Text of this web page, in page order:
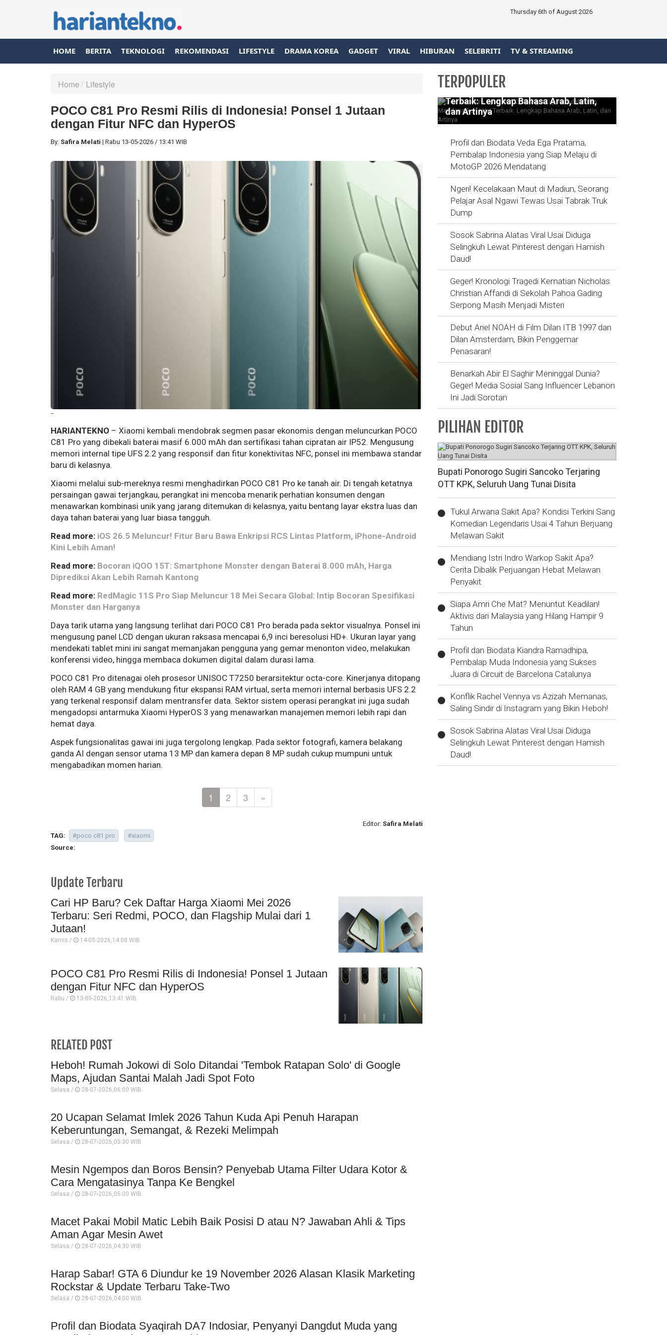
Thursday 6th of August 2026
HOME BERITA TEKNOLOGI REKOMENDASI LIFESTYLE DRAMA KOREA GADGET VIRAL HIBURAN SELEBRITI TV & STREAMING
Home Lifestyle
POCO C81 Pro Resmi Rilis di Indonesia! Ponsel 1 Jutaan
dengan Fitur NFC dan HyperOS
By: Safira Melati | Rabu 13-05-2026 / 13:41 WIB
--
HARIANTEKNO – Xiaomi kembali mendobrak segmen pasar ekonomis dengan meluncurkan POCO
C81 Pro yang dibekali baterai masif 6.000 mAh dan sertifikasi tahan cipratan air IP52. Mengusung
memori internal tipe UFS 2.2 yang responsif dan fitur konektivitas NFC, ponsel ini membawa standar
baru di kelasnya.
Xiaomi melalui sub-mereknya resmi menghadirkan POCO C81 Pro ke tanah air. Di tengah ketatnya
persaingan gawai terjangkau, perangkat ini mencoba menarik perhatian konsumen dengan
menawarkan kombinasi unik yang jarang ditemukan di kelasnya, yaitu bentang layar ekstra luas dan
daya tahan baterai yang luar biasa tangguh.
Read more: iOS 26.5 Meluncur! Fitur Baru Bawa Enkripsi RCS Lintas Platform, iPhone-Android
Kini Lebih Aman!
Read more: Bocoran iQOO 15T: Smartphone Monster dengan Baterai 8.000 mAh, Harga
Diprediksi Akan Lebih Ramah Kantong
Read more: RedMagic 11S Pro Siap Meluncur 18 Mei Secara Global: Intip Bocoran Spesifikasi
Monster dan Harganya
Daya tarik utama yang langsung terlihat dari POCO C81 Pro berada pada sektor visualnya. Ponsel ini
mengusung panel LCD dengan ukuran raksasa mencapai 6,9 inci beresolusi HD+. Ukuran layar yang
mendekati tablet mini ini sangat memanjakan pengguna yang gemar menonton video, melakukan
konferensi video, hingga membaca dokumen digital dalam durasi lama.
POCO C81 Pro ditenagai oleh prosesor UNISOC T7250 berarsitektur octa-core. Kinerjanya ditopang
oleh RAM 4 GB yang mendukung fitur ekspansi RAM virtual, serta memori internal berbasis UFS 2.2
yang terkenal responsif dalam mentransfer data. Sektor sistem operasi perangkat ini juga sudah
mengadopsi antarmuka Xiaomi HyperOS 3 yang menawarkan manajemen memori lebih rapi dan
hemat daya.
Aspek fungsionalitas gawai ini juga tergolong lengkap. Pada sektor fotografi, kamera belakang
ganda AI dengan sensor utama 13 MP dan kamera depan 8 MP sudah cukup mumpuni untuk
mengabadikan momen harian.
1 2 3 »
Editor: Safira Melati
TAG:
#poco c81 pro
#xiaomi
Source:
Update Terbaru
Cari HP Baru? Cek Daftar Harga Xiaomi Mei 2026
Terbaru: Seri Redmi, POCO, dan Flagship Mulai dari 1
Jutaan!
Kamis / 14-05-2026,14:08 WIB
POCO C81 Pro Resmi Rilis di Indonesia! Ponsel 1 Jutaan
dengan Fitur NFC dan HyperOS
Rabu / 13-05-2026,13:41 WIB
RELATED POST
Heboh! Rumah Jokowi di Solo Ditandai 'Tembok Ratapan Solo' di Google
Maps, Ajudan Santai Malah Jadi Spot Foto
Selasa / 28-07-2026,06:00 WIB
20 Ucapan Selamat Imlek 2026 Tahun Kuda Api Penuh Harapan
Keberuntungan, Semangat, & Rezeki Melimpah
Selasa / 28-07-2026,05:30 WIB
Mesin Ngempos dan Boros Bensin? Penyebab Utama Filter Udara Kotor &
Cara Mengatasinya Tanpa Ke Bengkel
Selasa / 28-07-2026,05:00 WIB
Macet Pakai Mobil Matic Lebih Baik Posisi D atau N? Jawaban Ahli & Tips
Aman Agar Mesin Awet
Selasa / 28-07-2026,04:30 WIB
Harap Sabar! GTA 6 Diundur ke 19 November 2026 Alasan Klasik Marketing
Rockstar & Update Terbaru Take-Two
Selasa / 28-07-2026,04:00 WIB
Profil dan Biodata Syaqirah DA7 Indosiar, Penyanyi Dangdut Muda yang
TERPOPULER
Doa Sebelum Ujian TKA 2026 Agar
Dipermudahh dan Mendapatkan Nilai
Terbaik: Lengkap Bahasa Arab, Latin,
dan Artinya
Profil dan Biodata Veda Ega Pratama,
Pembalap Indonesia yang Siap Melaju di
MotoGP 2026 Mendatang
Ngeri! Kecelakaan Maut di Madiun, Seorang
Pelajar Asal Ngawi Tewas Usai Tabrak Truk
Dump
Sosok Sabrina Alatas Viral Usai Diduga
Selingkuh Lewat Pinterest dengan Hamish
Daud!
Geger! Kronologi Tragedi Kematian Nicholas
Christian Affandi di Sekolah Pahoa Gading
Serpong Masih Menjadi Misteri
Debut Ariel NOAH di Film Dilan ITB 1997 dan
Dilan Amsterdam, Bikin Penggemar
Penasaran!
Benarkah Abir El Saghir Meninggal Dunia?
Geger! Media Sosial Sang Influencer Lebanon
Ini Jadi Sorotan
PILIHAN EDITOR
Bupati Ponorogo Sugiri Sancoko Terjaring
OTT KPK, Seluruh Uang Tunai Disita
Tukul Arwana Sakit Apa? Kondisi Terkini Sang
Komedian Legendaris Usai 4 Tahun Berjuang
Melawan Sakit
Mendiang Istri Indro Warkop Sakit Apa?
Cerita Dibalik Perjuangan Hebat Melawan
Penyakit
Siapa Amri Che Mat? Menuntut Keadilan!
Aktivis dari Malaysia yang Hilang Hampir 9
Tahun
Profil dan Biodata Kiandra Ramadhipa,
Pembalap Muda Indonesia yang Sukses
Juara di Circuit de Barcelona Catalunya
Konflik Rachel Vennya vs Azizah Memanas,
Saling Sindir di Instagram yang Bikin Heboh!
Sosok Sabrina Alatas Viral Usai Diduga
Selingkuh Lewat Pinterest dengan Hamish
Daud!